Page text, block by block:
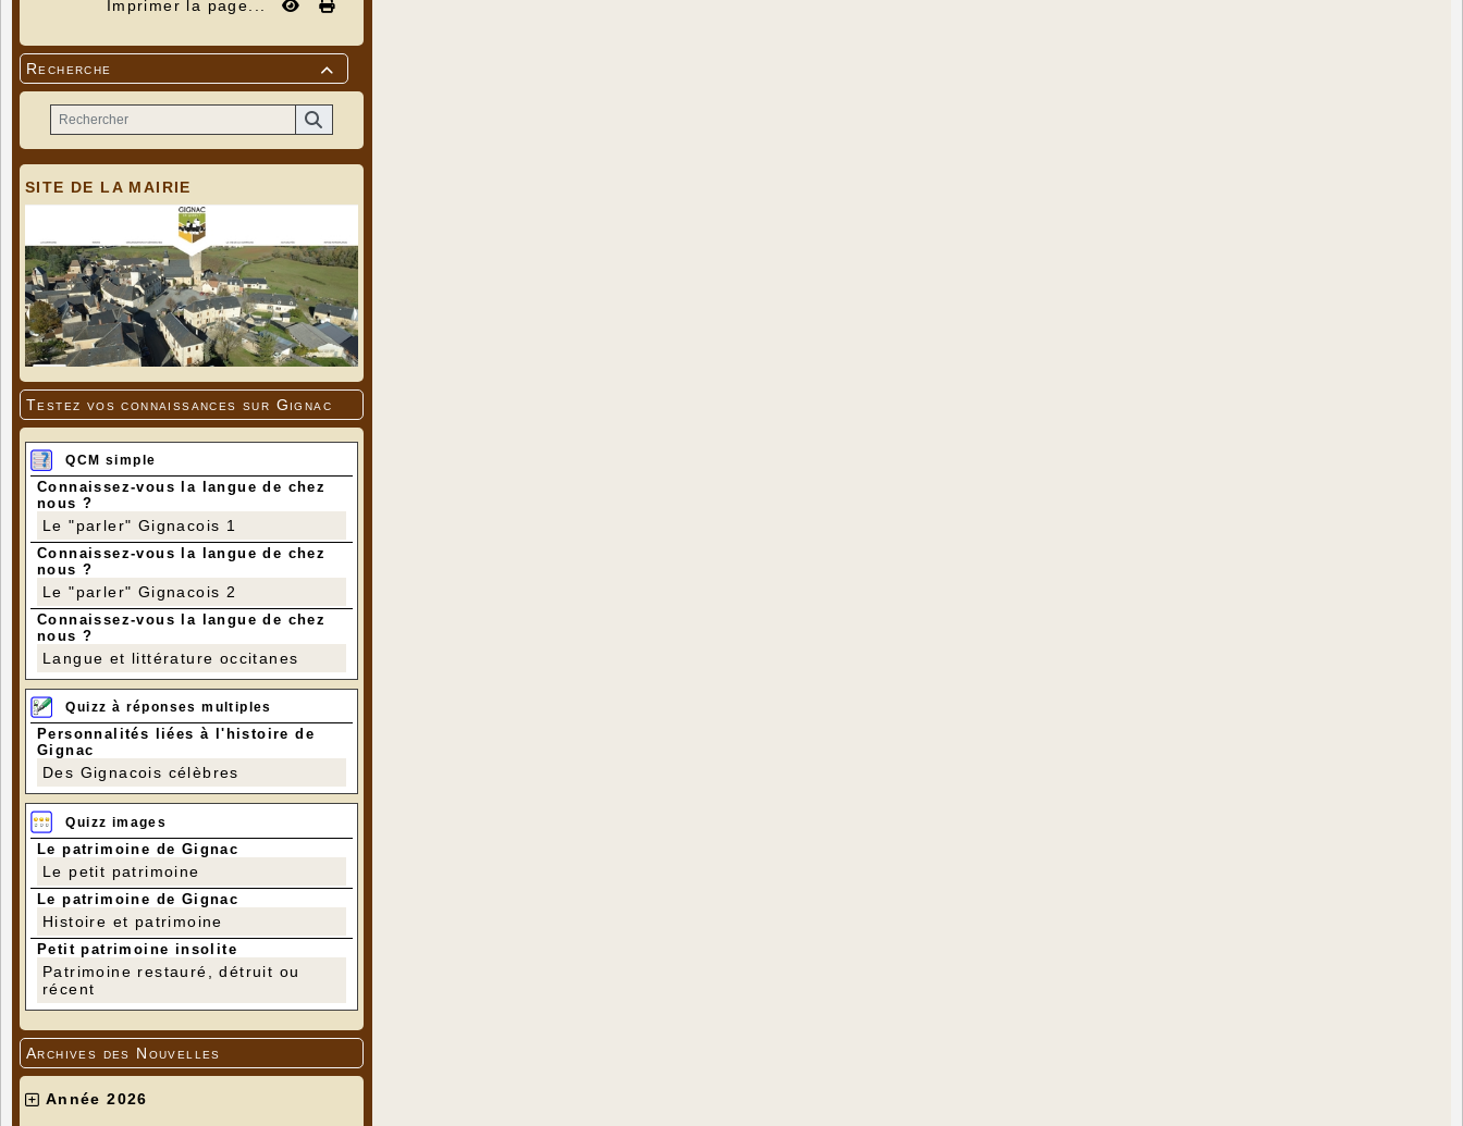
Imprimer la page...

Recherche
SITE DE LA MAIRIE
Testez vos connaissances sur Gignac
QCM simple
Connaissez-vous la langue de chez
nous ?
Le "parler" Gignacois 1
Connaissez-vous la langue de chez
nous ?
Le "parler" Gignacois 2
Connaissez-vous la langue de chez
nous ?
Langue et littérature occitanes
Quizz à réponses multiples
Personnalités liées à l'histoire de
Gignac
Des Gignacois célèbres
Quizz images
Le patrimoine de Gignac
Le petit patrimoine
Le patrimoine de Gignac
Histoire et patrimoine
Petit patrimoine insolite
Patrimoine restauré, détruit ou
récent
Archives des Nouvelles
Année 2026